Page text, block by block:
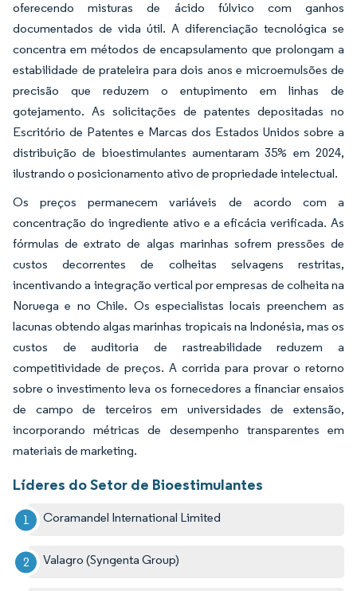
oferecendo misturas de ácido fúlvico com ganhos
documentados de vida útil. A diferenciação tecnológica se
concentra em métodos de encapsulamento que prolongam a
estabilidade de prateleira para dois anos e microemulsões de
precisão que reduzem o entupimento em linhas de
gotejamento. As solicitações de patentes depositadas no
Escritório de Patentes e Marcas dos Estados Unidos sobre a
distribuição de bioestimulantes aumentaram 35% em 2024,
ilustrando o posicionamento ativo de propriedade intelectual.
Os preços permanecem variáveis de acordo com a
concentração do ingrediente ativo e a eficácia verificada. As
fórmulas de extrato de algas marinhas sofrem pressões de
custos decorrentes de colheitas selvagens restritas,
incentivando a integração vertical por empresas de colheita na
Noruega e no Chile. Os especialistas locais preenchem as
lacunas obtendo algas marinhas tropicais na Indonésia, mas os
custos de auditoria de rastreabilidade reduzem a
competitividade de preços. A corrida para provar o retorno
sobre o investimento leva os fornecedores a financiar ensaios
de campo de terceiros em universidades de extensão,
incorporando métricas de desempenho transparentes em
materiais de marketing.
Líderes do Setor de Bioestimulantes
Coramandel International Limited
Valagro (Syngenta Group)